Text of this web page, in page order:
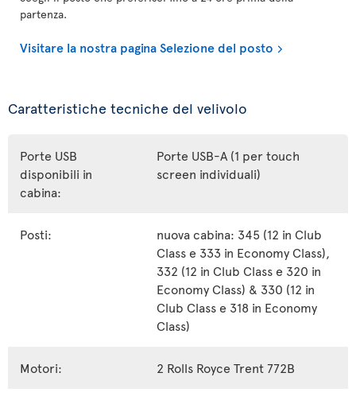
partenza.
Visitare la nostra pagina Selezione del posto
Caratteristiche tecniche del velivolo
Porte USB
disponibili in
cabina:
Porte USB-A (1 per touch
screen individuali)
Posti:
nuova cabina: 345 (12 in Club
Class e 333 in Economy Class),
332 (12 in Club Class e 320 in
Economy Class) & 330 (12 in
Club Class e 318 in Economy
Class)
Motori: 2 Rolls Royce Trent 772B